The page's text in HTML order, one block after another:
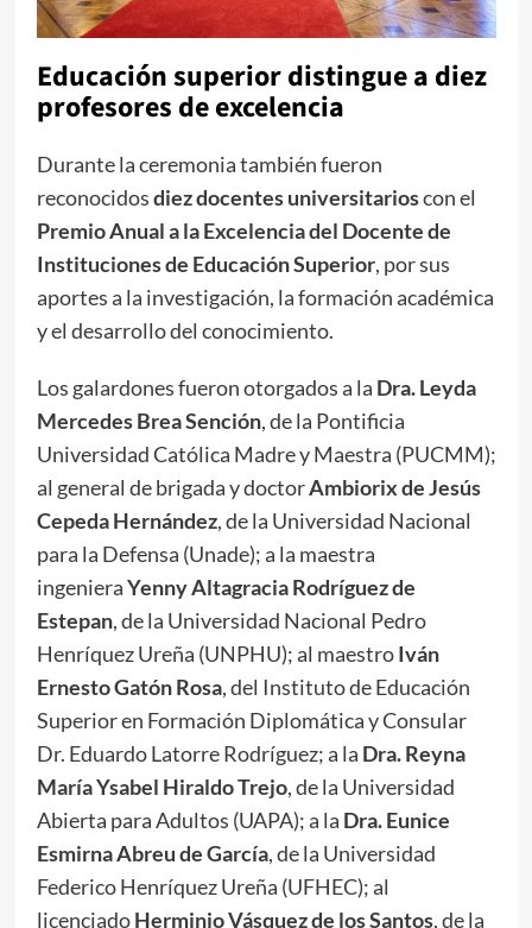
Educación superior distingue a diez
profesores de excelencia
Durante la ceremonia también fueron
reconocidosdiez docentes universitarioscon el
Premio Anual a la Excelencia del Docente de
Instituciones de Educación Superior, por sus
aportes a la investigación, la formación académica
y el desarrollo del conocimiento.
Los galardones fueron otorgados a la Dra. Leyda
Mercedes Brea Sención, de la Pontificia
Universidad Católica Madre y Maestra (PUCMM);
al general de brigada y doctorAmbiorix de Jesús
Cepeda Hernández, de la Universidad Nacional
para la Defensa (Unade); a la maestra
ingenieraYenny Altagracia Rodríguez de
Estepan, de la Universidad Nacional Pedro
Henríquez Ureña (UNPHU); al maestroIván
Ernesto Gatón Rosa, del Instituto de Educación
Superior en Formación Diplomática y Consular
Dr. Eduardo Latorre Rodríguez; a la Dra. Reyna
María Ysabel Hiraldo Trejo, de la Universidad
Abierta para Adultos (UAPA); a la Dra. Eunice
Esmirna Abreu de García, de la Universidad
Federico Henríquez Ureña (UFHEC); al
licenciadoHerminio Vásquez de los Santos, de la